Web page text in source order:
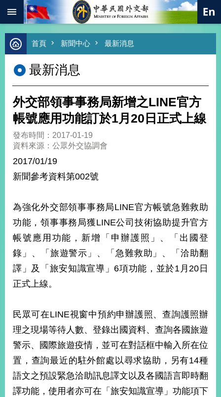
跳到主要內容區塊
進
階
尋
熱
總
合
外
價
外
交
經
濟
不
落
國
和
平
護
照
首
網
首頁 新聞中心 最新消息
最新消息
外交部領事事務局新增之LINE官方
帳號應用功能訂於1月20日正式上線
發布時間：2017-01-19
資料來源：公眾外交協調會
2017/01/19
新聞參考資料第002號
為強化外交部領事事務局LINE官方帳號急難救助
功能，領事事務局獲LINE公司技術協助提升官方
帳號應用功能，新增「申辦護照」、「出國登
錄」、「旅遊警示」、「急難救助」、「洽助翻
譯」及「旅安知識宣導」6項功能，並於1月20日
正式上線。
民眾可在LINE視窗中預約申辦護照、查詢護照辦
理之現場等待人數、登錄出國資料、查詢各國旅遊
警示、國際旅遊疫情，並可在對話框中輸入所在位
置，查詢最近的駐外館處以尋求協助，另有14種
語文之預設緊急洽助訊息譯文以及各國語言即時翻
譯功能，使用者亦可在「旅安知識宣導」功能項下